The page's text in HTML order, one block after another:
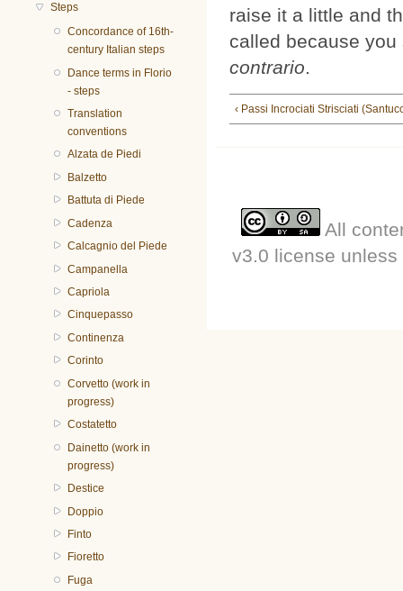
Steps
Concordance of 16th-
century Italian steps
Dance terms in Florio
- steps
Translation
conventions
Alzata de Piedi
Balzetto
Battuta di Piede
Cadenza
Calcagnio del Piede
Campanella
Capriola
Cinquepasso
Continenza
Corinto
Corvetto (work in
progress)
Costatetto
Dainetto (work in
progress)
Destice
Doppio
Finto
Fioretto
Fuga
raise it a little and
called because
contrario.
‹ Passi Incrociati Strisciati
All
v3.0 license